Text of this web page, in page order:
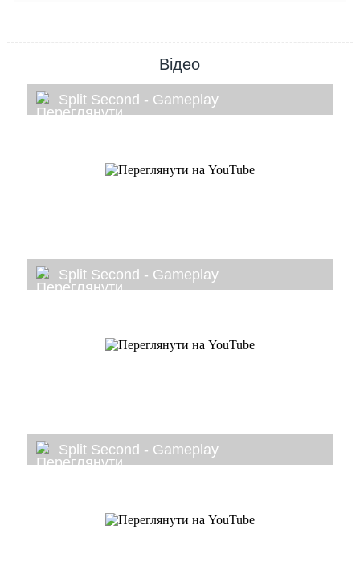
Відео
Split Second - Gameplay
Split Second - Gameplay
Split Second - Gameplay